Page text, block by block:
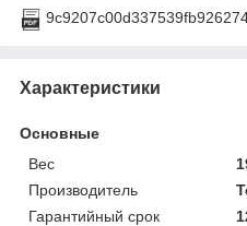
Характеристики
Основные
Вес
Производитель
Гарантийный срок